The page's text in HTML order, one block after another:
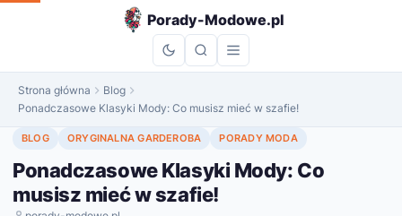
do
Porady-Modowe.pl
Strona główna
Blog
Ponadczasowe Klasyki Mody: Co musisz mieć w szafie!
BLOG ORYGINALNA GARDEROBA PORADY MODA
Ponadczasowe Klasyki Mody: Co
musisz mieć w szafie!